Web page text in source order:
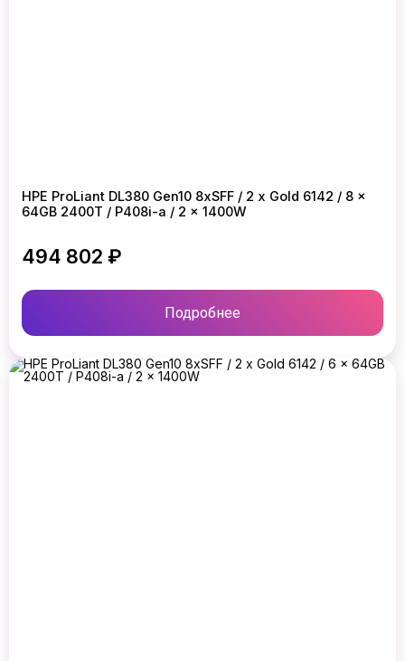
HPE ProLiant DL380 Gen10 8xSFF / 2 x Gold 6142 / 8 x
64GB 2400T / P408i-a / 2 x 1400W
494 802 ₽
Подробнее